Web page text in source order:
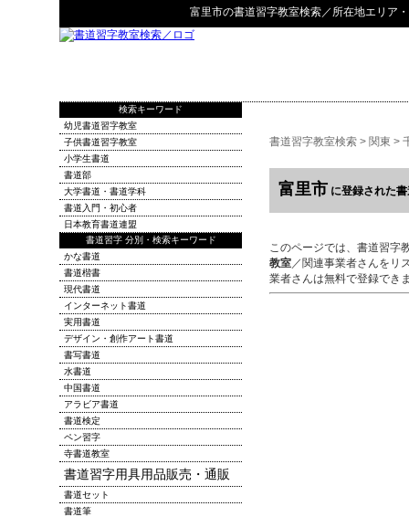
富里市の書道習字教室検索／所在地エリア
書道習字教室検索 > 関東 >
富里市 に登録された
このページでは、書道習字
教室／関連事業者さんをリ
業者さんは無料で登録でき
検索キーワード
幼児書道習字教室
子供書道習字教室
小学生書道
書道部
大学書道・書道学科
書道入門・初心者
日本教育書道連盟
書道習字 分別・検索キーワード
かな書道
書道楷書
現代書道
インターネット書道
実用書道
デザイン・創作アート書道
書写書道
水書道
中国書道
アラビア書道
書道検定
ペン習字
寺書道教室
書道習字用具用品販売・通販
書道セット
書道筆